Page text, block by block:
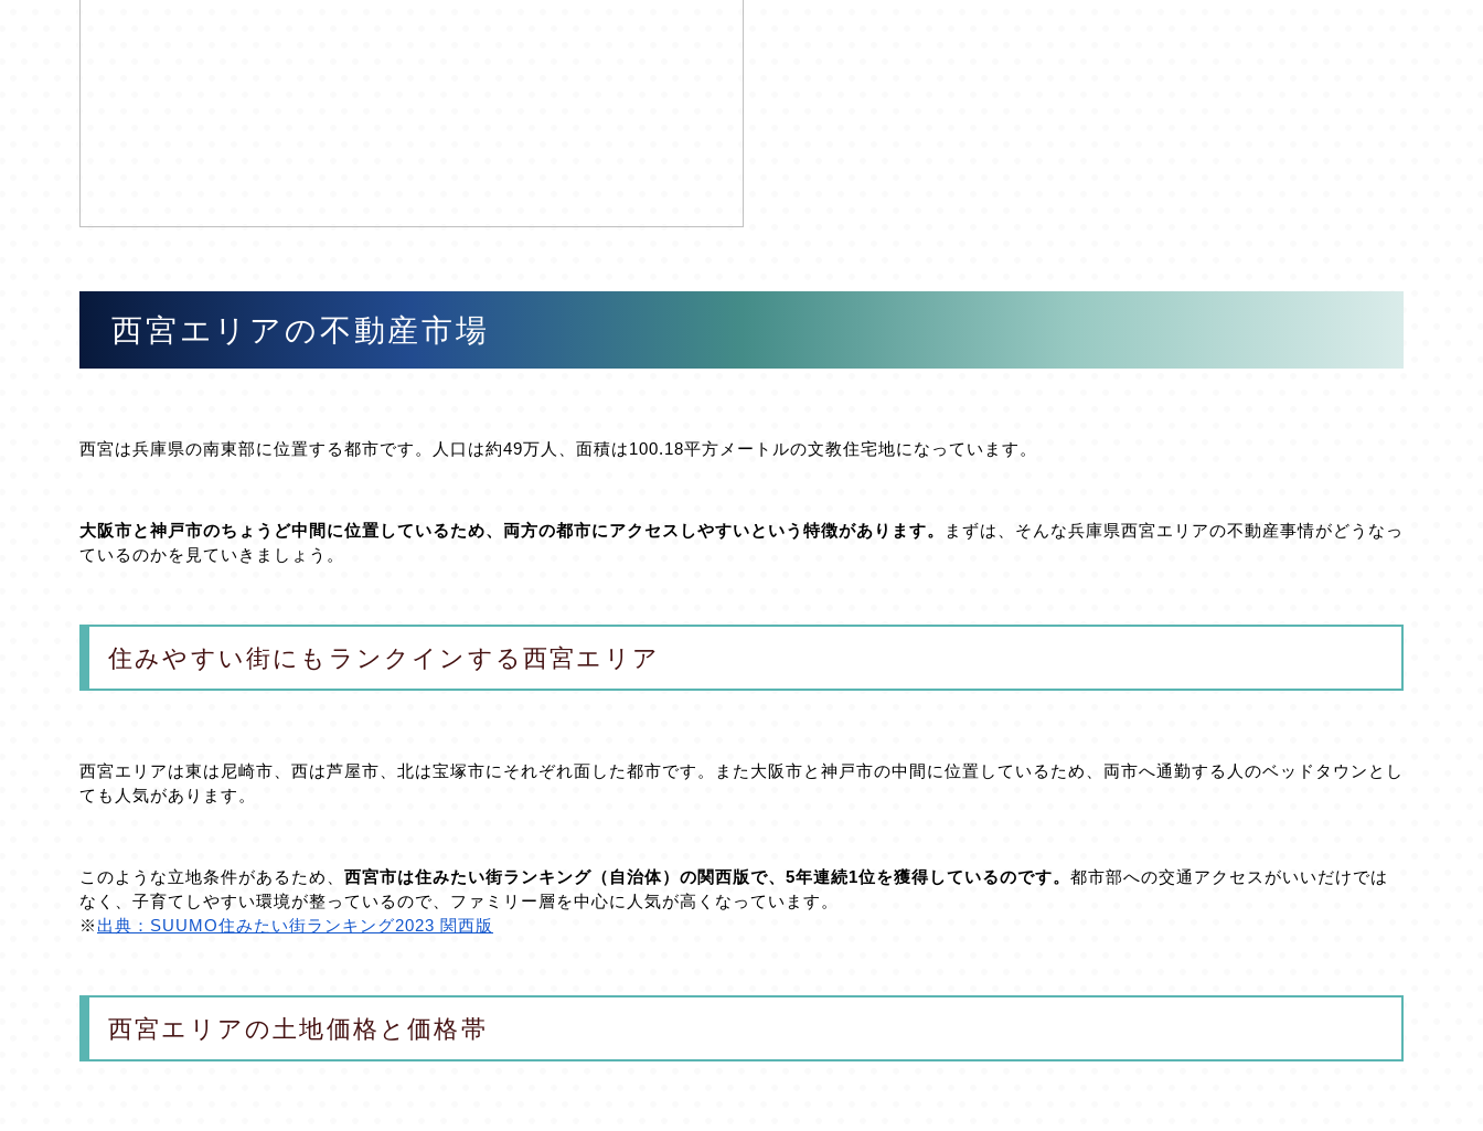
西宮エリアの不動産市場
西宮は兵庫県の南東部に位置する都市です。人口は約49万人、面積は100.18平方メートルの文教住宅地になっています。
大阪市と神戸市のちょうど中間に位置しているため、両方の都市にアクセスしやすいという特徴があります。
まずは、そんな兵庫県西宮エリアの不動産事情がどうなっ
ているのかを見ていきましょう。
住みやすい街にもランクインする西宮エリア
西宮エリアは東は尼崎市、西は芦屋市、北は宝塚市にそれぞれ面した都市です。また大阪市と神戸市の中間に位置しているため、両市へ通勤する人のベッドタウンとし
ても人気があります。
このような立地条件があるため、 西宮市は住みたい街ランキング（自治体）の関西版で、5年連続1位を獲得しているのです。 都市部への交通アクセスがいいだけでは
なく、子育てしやすい環境が整っているので、ファミリー層を中心に人気が高くなっています。
※ 出典：SUUMO住みたい街ランキング2023 関西版
西宮エリアの土地価格と価格帯